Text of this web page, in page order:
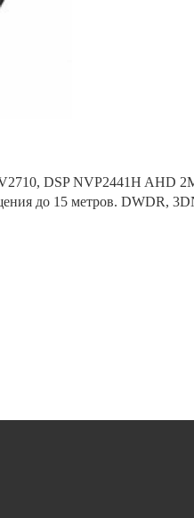
DSP NVP2441H AHD
до 15 метров. DWDR,